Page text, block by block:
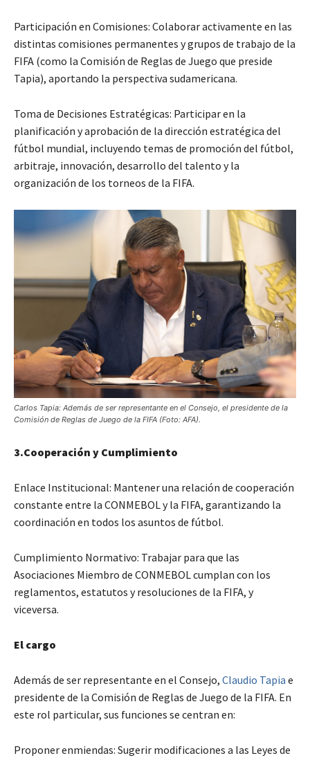
Participación en Comisiones: Colaborar activamente en las
distintas comisiones permanentes y grupos de trabajo de la
FIFA (como la Comisión de Reglas de Juego que preside
Tapia), aportando la perspectiva sudamericana.
Toma de Decisiones Estratégicas: Participar en la
planificación y aprobación de la dirección estratégica del
fútbol mundial, incluyendo temas de promoción del fútbol,
arbitraje, innovación, desarrollo del talento y la
organización de los torneos de la FIFA.
Carlos Tapia: Además de ser representante en el Consejo, el presidente de la
Comisión de Reglas de Juego de la FIFA (Foto: AFA).
3.Cooperación y Cumplimiento
Enlace Institucional: Mantener una relación de cooperación
constante entre la CONMEBOL y la FIFA, garantizando la
coordinación en todos los asuntos de fútbol.
Cumplimiento Normativo: Trabajar para que las
Asociaciones Miembro de CONMEBOL cumplan con los
reglamentos, estatutos y resoluciones de la FIFA, y
viceversa.
El cargo
Además de ser representante en el Consejo, Claudio Tapia e
presidente de la Comisión de Reglas de Juego de la FIFA. En
este rol particular, sus funciones se centran en:
Proponer enmiendas: Sugerir modificaciones a las Leyes de